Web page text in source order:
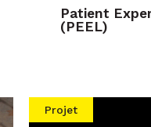
Patient
(PEEL)
Projet